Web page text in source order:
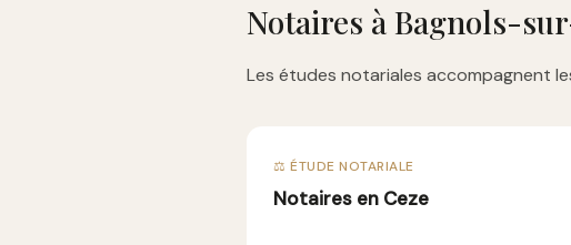
Notaires à Bagnols-
Les études notariales accompagnent
⚖️ ÉTUDE NOTARIALE
Notaires en Ceze